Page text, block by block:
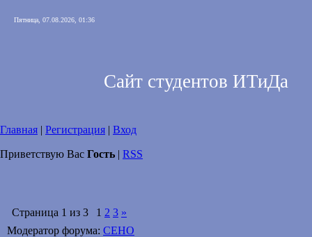
Пятница, 07.08.2026, 01:36
Сайт студентов ИТиДа
Главная | Регистрация | Вход
Приветствую Вас Гость | RSS
Страница 1 из 3 1 2 3 »
Модератор форума: CEHO